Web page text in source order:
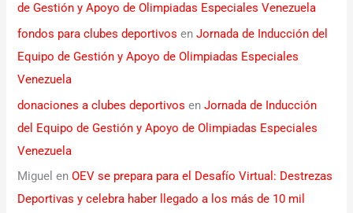
de Gestión y Apoyo de Olimpiadas Especiales Venezuela
fondos para clubes deportivos enJornada de Inducción del
Equipo de Gestión y Apoyo de Olimpiadas Especiales
Venezuela
donaciones a clubes deportivos enJornada de Inducción
del Equipo de Gestión y Apoyo de Olimpiadas Especiales
Venezuela
Miguel enOEV se prepara para el Desafío Virtual: Destrezas
Deportivas y celebra haber llegado a los más de 10 mil